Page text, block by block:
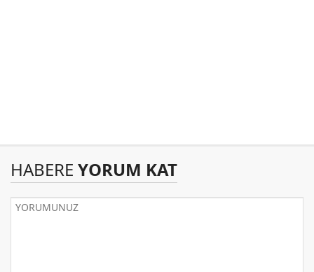
HABERE YORUM KAT